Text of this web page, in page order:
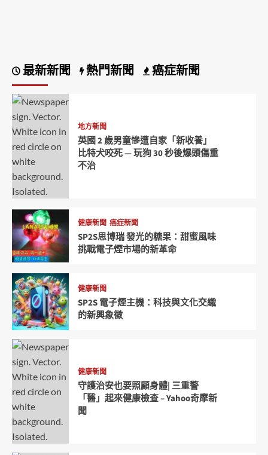
最新新聞 熱門新聞 癌症新聞
地方新聞
英國 2 歲男童慘遭自家「新收養」
比特犬咬死 — 玩狗 30 秒後爆頭傷重
不治
健康新聞 癌症新聞
SP2S思博瑞 發光的糖果：甜蜜風味
挑戰電子煙市場的新革命
健康新聞
SP2S 電子煙主機：科技與文化交織
的新興象徵
健康新聞
守護治安也要照顧身體| 三重警
「醫」起來健康檢查 – Yahoo奇摩新
聞